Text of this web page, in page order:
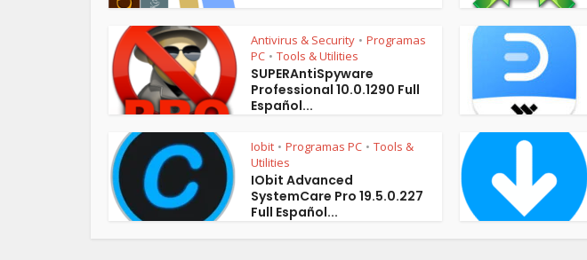
Antivirus & Security • Programas
PC • Tools & Utilities
SUPERAntiSpyware
Professional 10.0.1290 Full
Español...
Iobit • Programas PC • Tools &
Utilities
IObit Advanced
SystemCare Pro 19.5.0.227
Full Español...